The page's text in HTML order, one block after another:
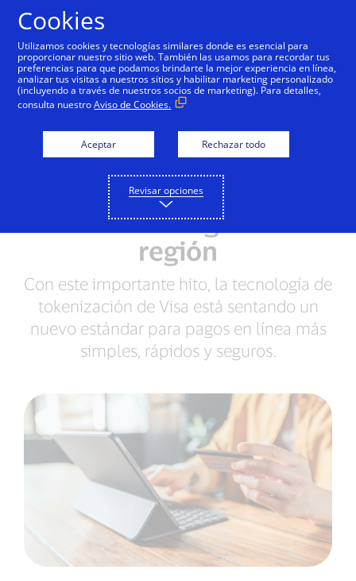
Visa emite mil millones
de tokens en América
Latina y el Caribe,
generando un impulso
de USD 3.500 millones
al comercio digital en la
región
Con este importante hito, la tecnología de
tokenización de Visa está sentando un
nuevo estándar para pagos en línea más
simples, rápidos y seguros.
Cookies
Utilizamos cookies y tecnologías similares donde es esencial para
proporcionar nuestro sitio web. También las usamos para recordar tus
preferencias para que podamos brindarte la mejor experiencia en línea,
analizar tus visitas a nuestros sitios y habilitar marketing personalizado
(incluyendo a través de nuestros socios de marketing). Para detalles,
consulta nuestroAviso de Cookies.
Aceptar Rechazar todo
Revisar opciones